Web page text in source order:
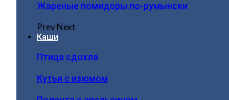
Жареные помидоры по-румынски
PrevNext
Каши
Птица сдохла
Кутья с изюмом